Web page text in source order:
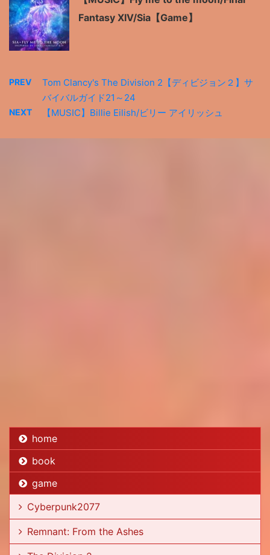
Fantasy XIV/Sia【Game】
PREV
Tom Clancy's The Division 2【ディビジョン２】サ
バイバルガイド21～24
NEXT 【MUSIC】Billie Eilish/ビリー アイリッシュ
home
book
game
Cyberpunk2077
Remnant: From the Ashes